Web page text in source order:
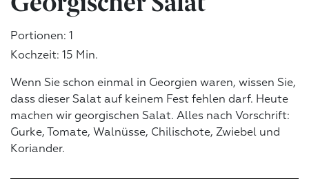
Portionen: 1
Kochzeit: 15 Min.
Wenn Sie schon einmal in Georgien waren, wissen Sie,
dass dieser Salat auf keinem Fest fehlen darf. Heute
machen wir georgischen Salat. Alles nach Vorschrift:
Gurke, Tomate, Walnüsse, Chilischote, Zwiebel und
Koriander.